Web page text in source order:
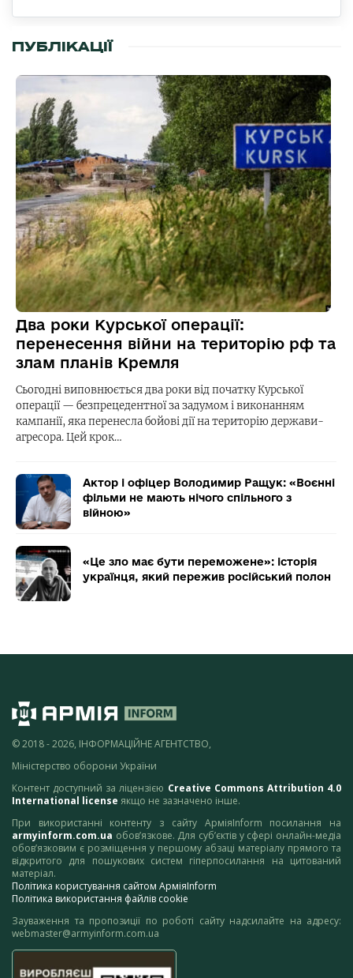
ПУБЛІКАЦІЇ
Два роки Курської операції:
перенесення війни на територію рф та
злам планів Кремля
Сьогодні виповнюється два роки від початку Курської
операції — безпрецедентної за задумом і виконанням
кампанії, яка перенесла бойові дії на територію держави-
агресора. Цей крок…
Актор і офіцер Володимир Ращук: «Воєнні
фільми не мають нічого спільного з
війною»
«Це зло має бути переможене»: історія
українця, який пережив російський полон
© 2018 - 2026, ІНФОРМАЦІЙНЕ АГЕНТСТВО,
Міністерство оборони України
Контент доступний за ліцензією Creative Commons Attribution 4.0
International license якщо не зазначено інше.
При використанні контенту з сайту АрміяInform посилання на
armyinform.com.ua обов’язкове. Для суб’єктів у сфері онлайн-медіа
обов’язковим є розміщення у першому абзаці матеріалу прямого та
відкритого для пошукових систем гіперпосилання на цитований
матеріал.
Політика користування сайтом АрміяInform
Політика використання файлів cookie
Зауваження та пропозиції по роботі сайту надсилайте на адресу:
webmaster@armyinform.com.ua